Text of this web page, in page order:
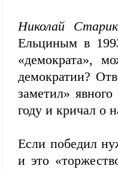
Николай
Ельциным в
«демократа»,
демократии?
заметил»
году и кричал о
Если победил
и это